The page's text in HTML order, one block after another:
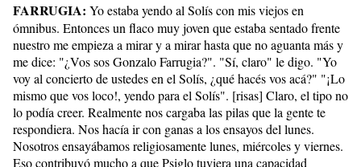
FARRUGIA: Yo estaba yendo al Solís con mis viejos en
ómnibus. Entonces un flaco muy joven que estaba sentado frente
nuestro me empieza a mirar y a mirar hasta que no aguanta más y
me dice: "¿Vos sos Gonzalo Farrugia?". "Sí, claro" le digo. "Yo
voy al concierto de ustedes en el Solís, ¿qué hacés vos acá?" "¡Lo
mismo que vos loco!, yendo para el Solís". [risas] Claro, el tipo no
lo podía creer. Realmente nos cargaba las pilas que la gente te
respondiera. Nos hacía ir con ganas a los ensayos del lunes.
Nosotros ensayábamos religiosamente lunes, miércoles y viernes.
Eso contribuyó mucho a que Psiglo tuviera una capacidad